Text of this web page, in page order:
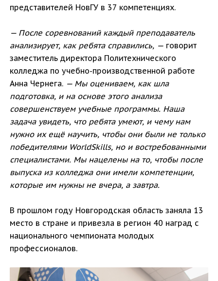
представителей НовГУ в 37 компетенциях.
— После соревнований каждый преподаватель
анализирует, как ребята справились, — говорит
заместитель директора Политехнического
колледжа по учебно-производственной работе
Анна Чернега. — Мы оцениваем, как шла
подготовка, и на основе этого анализа
совершенствуем учебные программы. Наша
задача увидеть, что ребята умеют, и чему нам
нужно их ещё научить, чтобы они были не только
победителями WorldSkills, но и востребованными
специалистами. Мы нацелены на то, чтобы после
выпуска из колледжа они имели компетенции,
которые им нужны не вчера, а завтра.
В прошлом году Новгородская область заняла 13
место в стране и привезла в регион 40 наград с
национального чемпионата молодых
профессионалов.